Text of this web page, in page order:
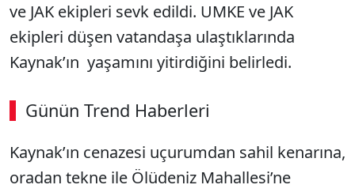
ve JAK ekipleri sevk edildi. UMKE ve JAK
ekipleri düşen vatandaşa ulaştıklarında
Kaynak’ın yaşamını yitirdiğini belirledi.
Günün Trend Haberleri
SÖZCÜ SON DAKİKA
Kaynak’ın cenazesi uçurumdan sahil kenarına,
oradan tekne ile Ölüdeniz Mahallesi’ne